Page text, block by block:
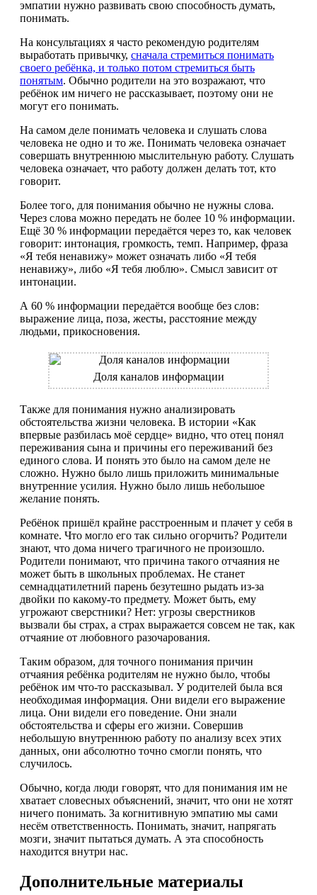
эмпатии нужно развивать свою способность думать,
понимать.
На консультациях я часто рекомендую родителям
выработать привычку, сначала стремиться понимать
своего ребёнка, и только потом стремиться быть
понятым. Обычно родители на это возражают, что
ребёнок им ничего не рассказывает, поэтому они не
могут его понимать.
На самом деле понимать человека и слушать слова
человека не одно и то же. Понимать человека означает
совершать внутреннюю мыслительную работу. Слушать
человека означает, что работу должен делать тот, кто
говорит.
Более того, для понимания обычно не нужны слова.
Через слова можно передать не более 10 % информации.
Ещё 30 % информации передаётся через то, как человек
говорит: интонация, громкость, темп. Например, фраза
«Я тебя ненавижу» может означать либо «Я тебя
ненавижу», либо «Я тебя люблю». Смысл зависит от
интонации.
А 60 % информации передаётся вообще без слов:
выражение лица, поза, жесты, расстояние между
людьми, прикосновения.
Доля каналов информации
Также для понимания нужно анализировать
обстоятельства жизни человека. В истории «Как
впервые разбилась моё сердце» видно, что отец понял
переживания сына и причины его переживаний без
единого слова. И понять это было на самом деле не
сложно. Нужно было лишь приложить минимальные
внутренние усилия. Нужно было лишь небольшое
желание понять.
Ребёнок пришёл крайне расстроенным и плачет у себя в
комнате. Что могло его так сильно огорчить? Родители
знают, что дома ничего трагичного не произошло.
Родители понимают, что причина такого отчаяния не
может быть в школьных проблемах. Не станет
семнадцатилетний парень безутешно рыдать из-за
двойки по какому-то предмету. Может быть, ему
угрожают сверстники? Нет: угрозы сверстников
вызвали бы страх, а страх выражается совсем не так, как
отчаяние от любовного разочарования.
Таким образом, для точного понимания причин
отчаяния ребёнка родителям не нужно было, чтобы
ребёнок им что-то рассказывал. У родителей была вся
необходимая информация. Они видели его выражение
лица. Они видели его поведение. Они знали
обстоятельства и сферы его жизни. Совершив
небольшую внутреннюю работу по анализу всех этих
данных, они абсолютно точно смогли понять, что
случилось.
Обычно, когда люди говорят, что для понимания им не
хватает словесных объяснений, значит, что они не хотят
ничего понимать. За когнитивную эмпатию мы сами
несём ответственность. Понимать, значит, напрягать
мозги, значит пытаться думать. А эта способность
находится внутри нас.
Дополнительные материалы